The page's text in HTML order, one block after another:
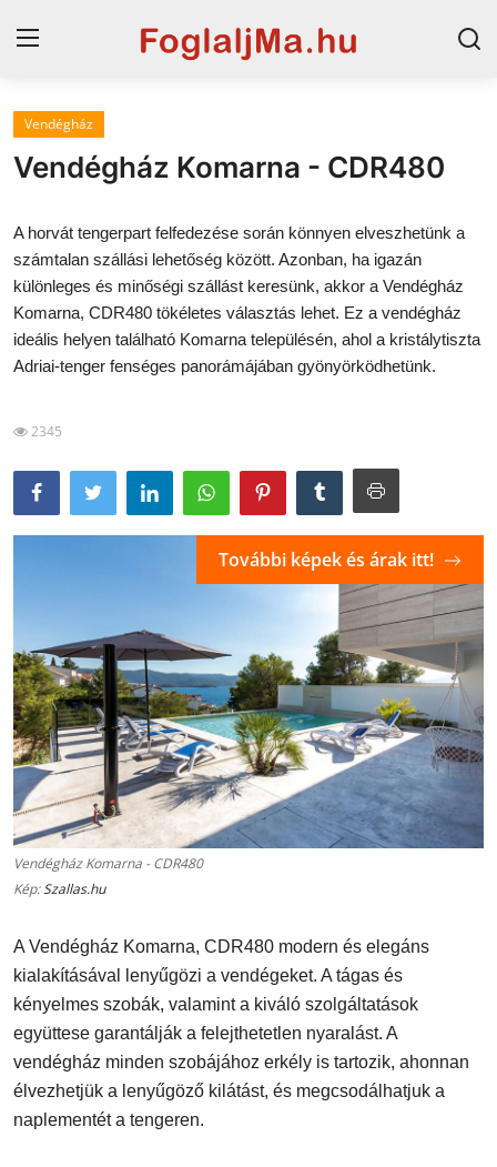
Horvát tengerpart
Magyarország
Szállások a Balatonon
Horvátország
Blog
Vendégház
Vendégház Komarna - CDR480
A horvát tengerpart felfedezése során könnyen elveszhetünk a
számtalan szállási lehetőség között. Azonban, ha igazán
különleges és minőségi szállást keresünk, akkor a Vendégház
Komarna, CDR480 tökéletes választás lehet. Ez a vendégház
ideális helyen található Komarna településén, ahol a kristálytiszta
Adriai-tenger fenséges panorámájában gyönyörködhetünk.
2345
Vendégház Komarna - CDR480
Kép:Szallas.hu
További képek és árak itt!
A Vendégház Komarna, CDR480 modern és elegáns
kialakításával lenyűgözi a vendégeket. A tágas és
kényelmes szobák, valamint a kiváló szolgáltatások
együttese garantálják a felejthetetlen nyaralást. A
vendégház minden szobájához erkély is tartozik, ahonnan
élvezhetjük a lenyűgöző kilátást, és megcsodálhatjuk a
naplementét a tengeren.